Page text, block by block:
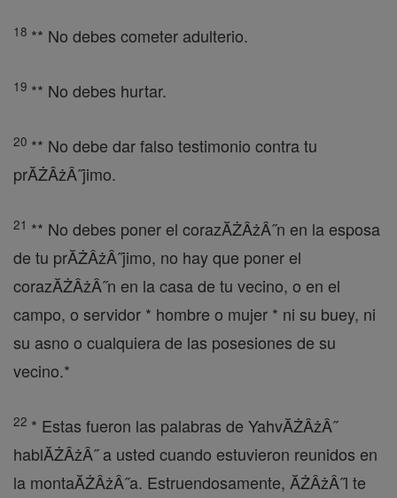
18 ** No debes cometer adulterio.
19 ** No debes hurtar.
20 ** No debe dar falso testimonio contra tu
prĂŻÂżÂ˝jimo.
21 ** No debes poner el corazĂŻÂżÂ˝n en la esposa
de tu prĂŻÂżÂ˝jimo, no hay que poner el
corazĂŻÂżÂ˝n en la casa de tu vecino, o en el
campo, o servidor * hombre o mujer * ni su buey, ni
su asno o cualquiera de las posesiones de su
vecino.*
22 * Estas fueron las palabras de YahvĂŻÂżÂ˝
hablĂŻÂżÂ˝ a usted cuando estuvieron reunidos en
la montaĂŻÂżÂ˝a. Estruendosamente, ĂŻÂżÂ˝l te